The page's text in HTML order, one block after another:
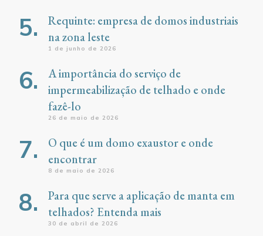
Requinte: empresa de domos industriais
na zona leste
1 de junho de 2026
A importância do serviço de
impermeabilização de telhado e onde
fazê-lo
26 de maio de 2026
O que é um domo exaustor e onde
encontrar
8 de maio de 2026
Para que serve a aplicação de manta em
telhados? Entenda mais
30 de abril de 2026